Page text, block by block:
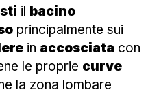
il bacino
principalmente sui
in accosciata con
le proprie curve
la zona lombare